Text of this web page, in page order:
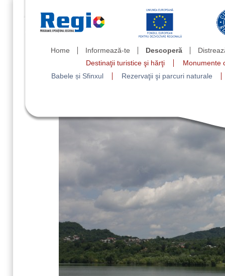
Home Informează-te Descoperă
Destinaţii turistice şi hărţi
Monumente
Babele și Sfinxul
Rezervaţii şi parcuri naturale